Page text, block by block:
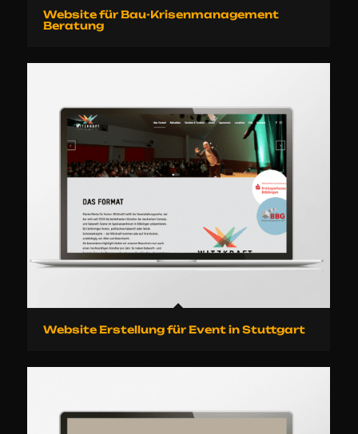
Website für Bau-Krisenmanagement
Beratung
Website Erstellung für Event in Stuttgart